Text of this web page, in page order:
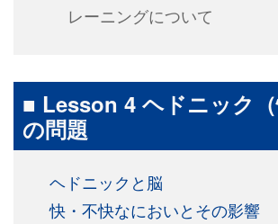
レーニングについて
■ Lesson 4 ヘドニック（
の問題
ヘドニックと脳
快・不快なにおいとその影響